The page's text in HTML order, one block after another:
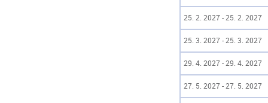
25. 2. 2027 - 25. 2. 2027
25. 3. 2027 - 25. 3. 2027
29. 4. 2027 - 29. 4. 2027
27. 5. 2027 - 27. 5. 2027